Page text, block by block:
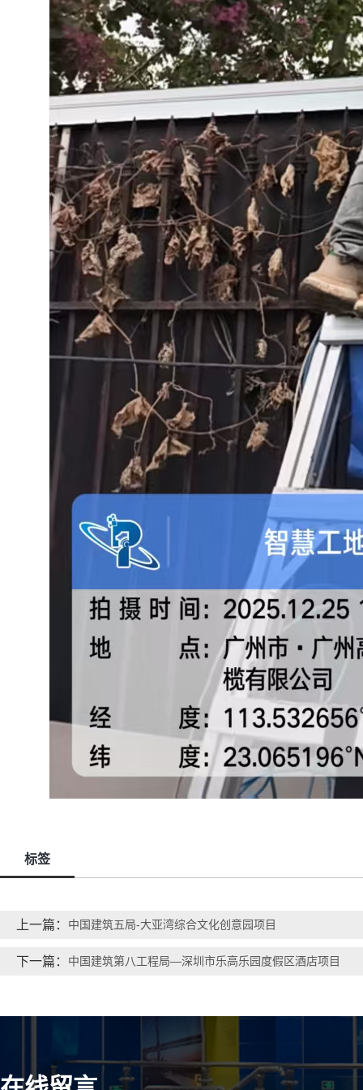
标签
上一篇： 中国建筑五局-大亚湾综合文化创意园项目
下一篇： 中国建筑第八工程局—深圳市乐高乐园度假区酒店项目